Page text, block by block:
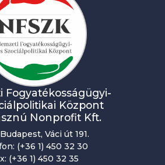
Fogyatékosságügyi-
Központ
Nonprofit Kft.
Váci út 191.
(+36 1) 450 32 30
(+36 1) 450 32 35